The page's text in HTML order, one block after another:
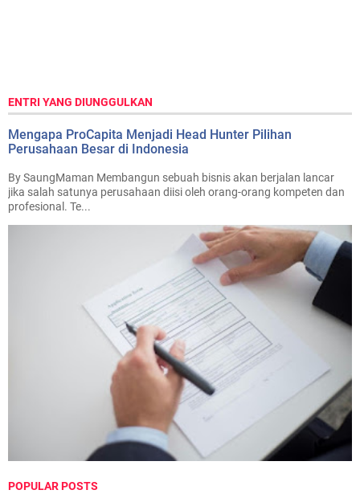
ENTRI YANG DIUNGGULKAN
Mengapa ProCapita Menjadi Head Hunter Pilihan
Perusahaan Besar di Indonesia
By SaungMaman Membangun sebuah bisnis akan berjalan lancar
jika salah satunya perusahaan diisi oleh orang-orang kompeten dan
profesional. Te...
POPULAR POSTS